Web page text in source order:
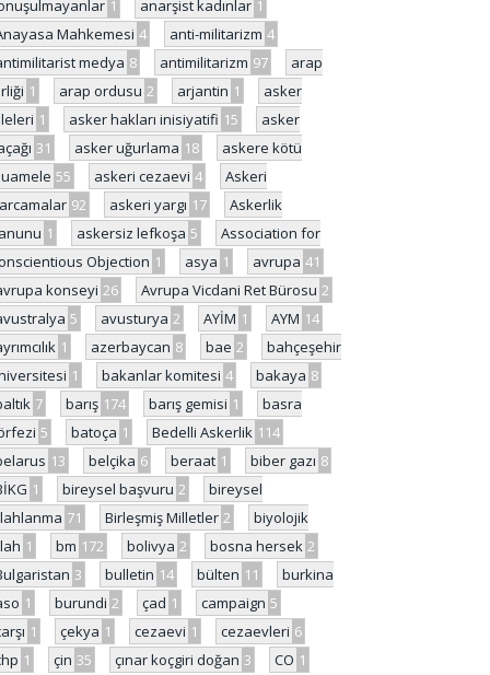
1 anarşist kadınlar 1
Mahkemesi 4 anti-militarizm 4
medya 8 antimilitarizm 97
arap
1 arap ordusu 2 arjantin 1
asker
1 asker hakları inisiyatifi 15
asker
31 asker uğurlama 18
askere kötü
55 askeri cezaevi 4
Askeri
92 askeri yargı 17
Askerlik
1 askersiz lefkoşa 5
Association for
Objection 1 asya 1 avrupa 41
konseyi 26 Avrupa Vicdani Ret Bürosu 2
5 avusturya 2 AYİM 1 AYM 14
1 azerbaycan 8 bae 2
bahçeşehir
1 bakanlar komitesi 4 bakaya 8
7 barış 174 barış gemisi 1
basra
5 batoça 1 Bedelli Askerlik 114
13 belçika 6 beraat 1 biber gazı 8
1 bireysel başvuru 2
bireysel
71 Birleşmiş Milletler 2
biyolojik
1 bm 172 bolivya 2 bosna hersek 2
3 bulletin 14 bülten 11
burkina
1 burundi 2 çad 1 campaign 5
1 çekya 1 cezaevi 1 cezaevleri 6
1 çin 35 çınar koçgiri doğan 3 CO 1